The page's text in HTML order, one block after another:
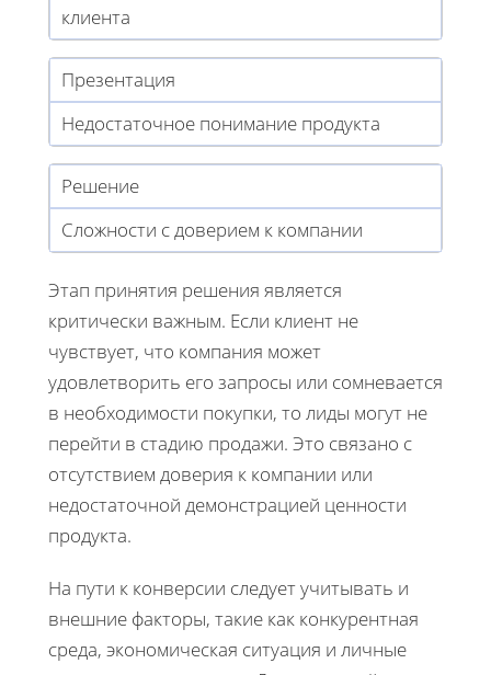
клиента
Презентация
Недостаточное понимание продукта
Решение
Сложности с доверием к компании
Этап принятия решения является
критически важным. Если клиент не
чувствует, что компания может
удовлетворить его запросы или сомневается
в необходимости покупки, то лиды могут не
перейти в стадию продажи. Это связано с
отсутствием доверия к компании или
недостаточной демонстрацией ценности
продукта.
На пути к конверсии следует учитывать и
внешние факторы, такие как конкурентная
среда, экономическая ситуация и личные